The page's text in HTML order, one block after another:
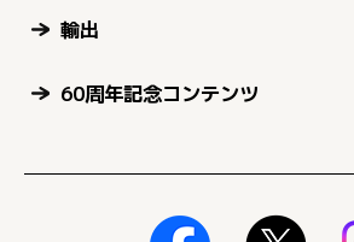
輸出
60周年記念コンテンツ